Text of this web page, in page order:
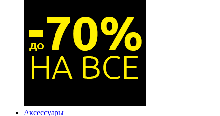
Аксессуары